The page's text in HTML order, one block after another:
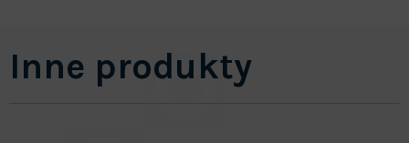
Inne produkty